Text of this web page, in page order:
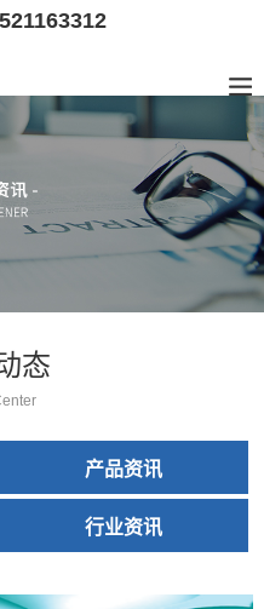
态
产品资讯
行业资讯